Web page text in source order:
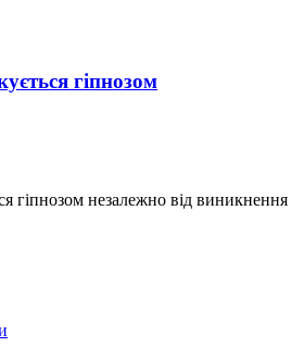
гіпнозом
гіпнозом незалежно від виникнення